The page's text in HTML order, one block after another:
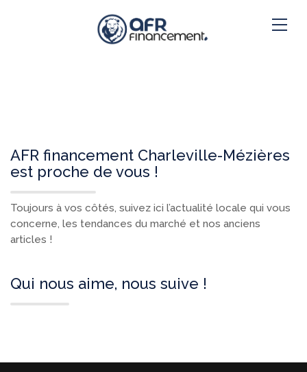
AFR financement Charleville-Mézières
est proche de vous !
Toujours à vos côtés, suivez ici l’actualité locale qui vous
concerne, les tendances du marché et nos anciens
articles !
Qui nous aime, nous suive !